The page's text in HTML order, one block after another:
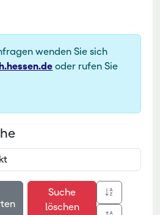
wenden Sie sich
oder rufen Sie
Suche
löschen